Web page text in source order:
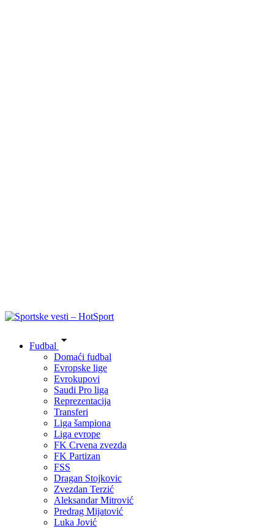
Fudbal
Domaći fudbal
Evropske lige
Evrokupovi
Saudi Pro liga
Reprezentacija
Transferi
Liga šampiona
Liga evrope
FK Crvena zvezda
FK Partizan
FSS
Dragan Stojkovic
Zvezdan Terzić
Aleksandar Mitrović
Predrag Mijatović
Luka Jović